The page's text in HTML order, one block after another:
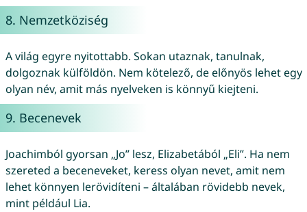
8. Nemzetköziség
A világ egyre nyitottabb. Sokan utaznak, tanulnak,
dolgoznak külföldön. Nem kötelező, de előnyös lehet egy
olyan név, amit más nyelveken is könnyű kiejteni.
9. Becenevek
Joachimból gyorsan „Jo” lesz, Elizabetából „Eli”. Ha nem
szereted a beceneveket, keress olyan nevet, amit nem
lehet könnyen lerövidíteni – általában rövidebb nevek,
mint például Lia.